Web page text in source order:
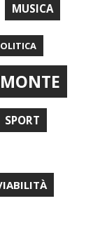
MUSICA
SPORT